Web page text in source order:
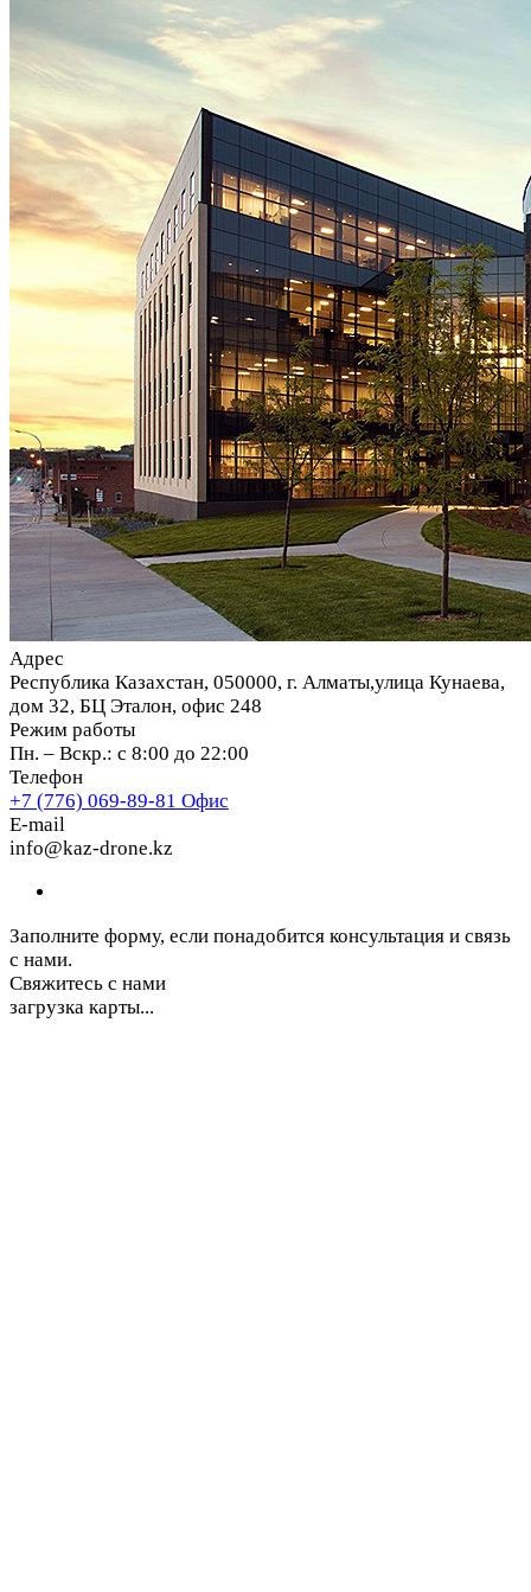
Адрес
Республика Казахстан, 050000, г. Алматы,улица Кунаева,
дом 32, БЦ Эталон, офис 248
Режим работы
Пн. – Вскр.: с 8:00 до 22:00
Телефон
+7 (776) 069-89-81 Офис
E-mail
info@kaz-drone.kz
Заполните форму, если понадобится консультация и связь
с нами.
Свяжитесь с нами
загрузка карты...